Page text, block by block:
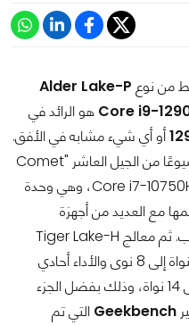
من نوع Alder Lake-P
Core i9- هو الرائد في
أو أي شيء مشابه في الأفق.
كانت وحدة المعالجة المركزية الأكثر شيوعًا من الجيل العاشر "Comet
لا يمكن إنكارها Core i7-10750H، وهي وحدة
مع العديد من أجهزة
الكمبيوتر المحمولة المخصصة للألعاب. ثم معالج Tiger Lake-H
Core i7-11800H الذي زاد من عدد النواة إلى 8 نوى والأداء أحادي
الخيط. قد تتم ترقية هذا الجزء قريبًا إلى 14 نواة، وذلك بفضل الجزء
Geekbench التي تم